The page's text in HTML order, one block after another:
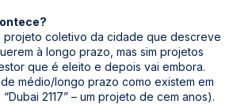
projeto coletivo da cidade que descreve
à longo prazo, mas sim projetos
que é eleito e depois vai embora.
médio/longo prazo como existem em
2117” – um projeto de cem anos).